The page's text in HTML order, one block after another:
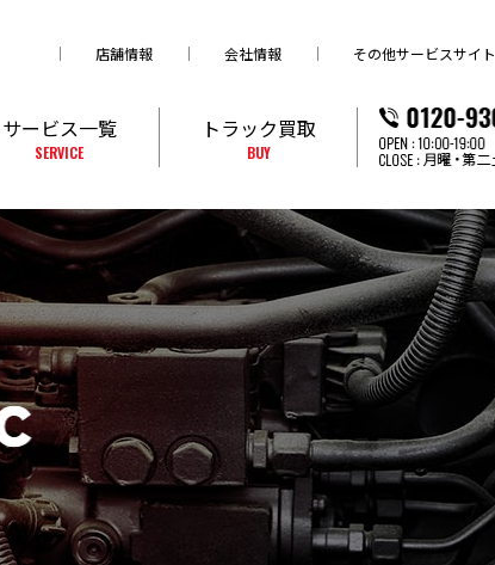
店舗情報 会社情報 その他サービスサイト
サービス一覧
SERVICE
トラック買取
BUY